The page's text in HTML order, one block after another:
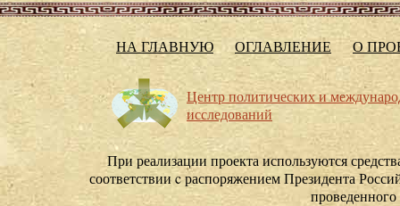
НА ГЛАВНУЮ ОГЛАВЛЕНИЕ О
Центр политических и
исследований
При реализации проекта используются
соответствии c распоряжением Президента